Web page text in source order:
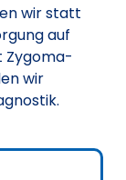
wir statt
auf
Zygoma-
wir